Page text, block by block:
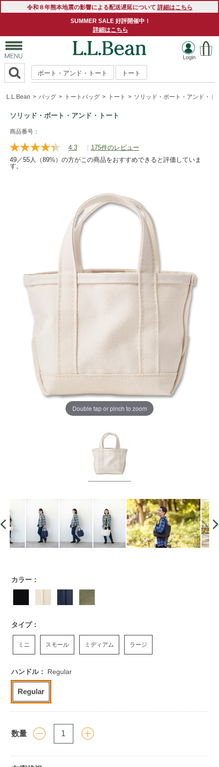
令和８年熊本地震の影響による配送遅延について 詳細はこちら
SUMMER SALE 好評開催中！
詳細はこちら
ボート・アンド・トート トート
L.L.Bean バッグ トートバッグ トート ソリッド・ボート・アンド・ト
ソリッド・ボート・アンド・トート
https://www.llbean.co.jp/tote-
travel/totebag/tote/g/ED139078.html
商品番号：
4.3
レ
ビ
む.
同
じ
ペ
ク。
| 175件のレビュー
49／55人（89%）の方がこの商品をおすすめできると評価していま
す。
Double tap or pinch to zoom
https://www.llbean.co.jp/tote-
travel/totebag/tote/g/ED139078.html
カラー：
タイプ：
ミニ スモール ミディアム ラージ
ハンドル： Regular
Regular
数量